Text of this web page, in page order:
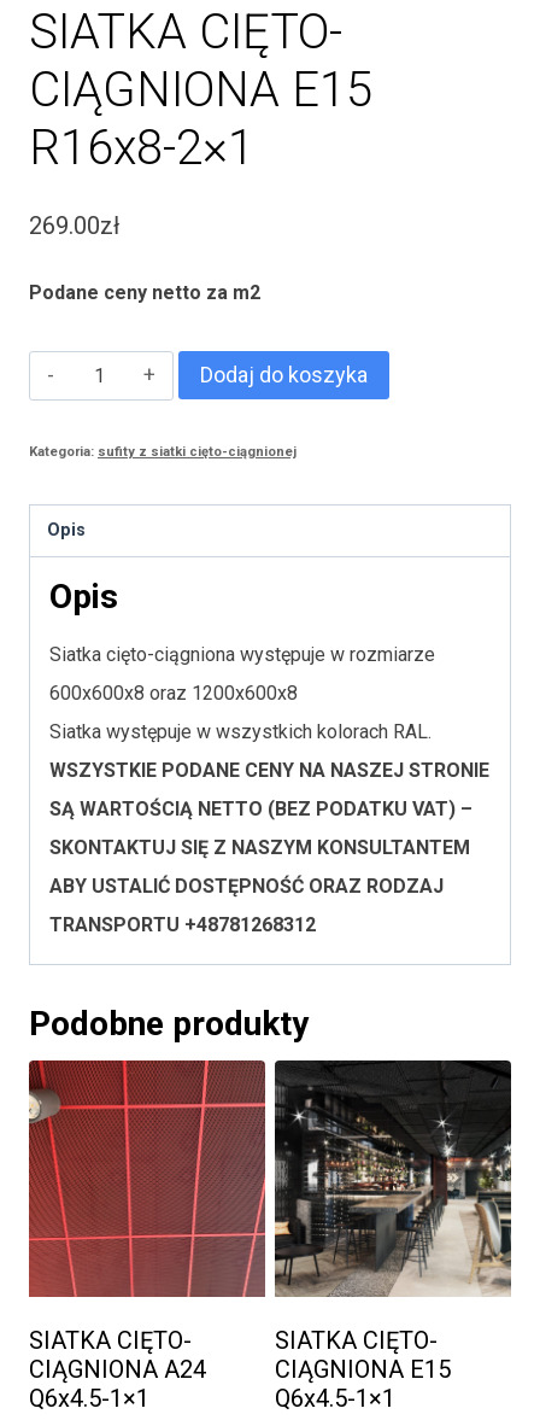
SIATKA CIĘTO-
CIĄGNIONA E15
R16x8-2×1
269.00zł
Podane ceny netto za m2
ilość
SIATKA
CIĘTO-
E15
R16x8-
2x1
Dodaj do koszyka
Kategoria: sufity z siatki cięto-ciągnionej
Opis
Opis
Siatka cięto-ciągniona występuje w rozmiarze
600x600x8 oraz 1200x600x8
Siatka występuje w wszystkich kolorach RAL.
WSZYSTKIE PODANE CENY NA NASZEJ STRONIE
SĄ WARTOŚCIĄ NETTO (BEZ PODATKU VAT) –
SKONTAKTUJ SIĘ Z NASZYM KONSULTANTEM
ABY USTALIĆ DOSTĘPNOŚĆ ORAZ RODZAJ
TRANSPORTU +48781268312
Podobne produkty
SIATKA CIĘTO-
CIĄGNIONA A24
Q6x4.5-1×1
SIATKA CIĘTO-
CIĄGNIONA E15
Q6x4.5-1×1